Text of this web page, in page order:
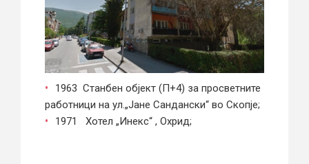
1963 Станбен објект (П+4) за просветните
работници на ул.„Јане Сандански“ во Скопје;
1971 Хотел „Инекс“ , Охрид;